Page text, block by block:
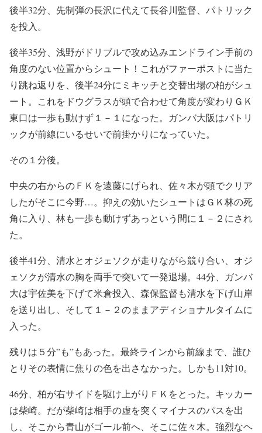
後半32分、先制弾の長沢に代えて長谷川監督、パトリック
を投入。
後半35分、浅野がドリブルで攻め込みエンドライン手前の
角度のない位置からシュート！これがファーポストに当た
り跳ね返りを、後半24分にミキッチと交替出場の柏がシュ
ート。これをドウグラスが頭で合わせて角度が変わりＧＫ
東口は一歩も動けず１－１になった。ガンバ大阪はパトリ
ックが前線にいるせいで前掛かりになっていた。
その１分後。
中央の右からのＦＫを遠藤にげられ、佐々木が頭でクリア
したがそこに今野…。抑えの効いたシュートはＧＫ林の死
角に入り、林も一歩も動けずあっという間に１－２にされ
た。
後半41分、清水とオジェソクが走りながら競り合い、オジ
ェソクが清水の胸を両手で突いて一発退場。44分、ガンバ
大は宇佐美を下げて米倉投入、森保監督も清水を下げ山岸
を送り出し、そして１－２のままアディショナルタイムに
入った。
残りは５分”も”もあった。最終ラインから前線まで、誰ひ
とりその表情に焦りの色を出さなかった。しかも11対10。
46分、柏が右サイドを駆け上がりＦＫをとった。キッカー
は柴崎。だが柴崎は相手の虚を突くマイナスのパスを出
し、そこから青山がゴール前へ、そこに佐々木。強烈なヘ